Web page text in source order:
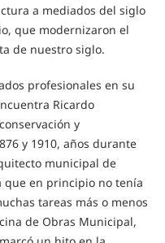
a mediados del siglo
que modernizaron el
de nuestro siglo.
profesionales en su
Ricardo
y
y 1910, años durante
municipal de
que en principio no tenía
tareas más o menos
de Obras Municipal,